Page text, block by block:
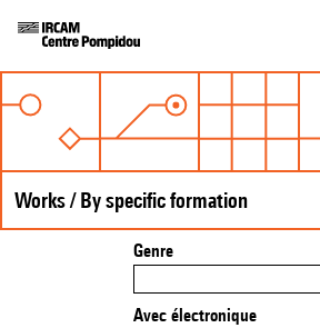
Works / By specific formation
Genre
Avec électronique